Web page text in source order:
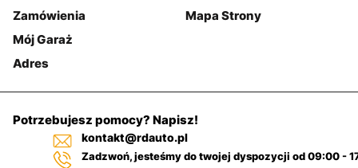
Zamówienia
Mój Garaż
Adres
Mapa Strony
Potrzebujesz pomocy? Napisz!
kontakt@rdauto.pl
Zadzwoń, jesteśmy do twojej dyspozycji od 09:00 -